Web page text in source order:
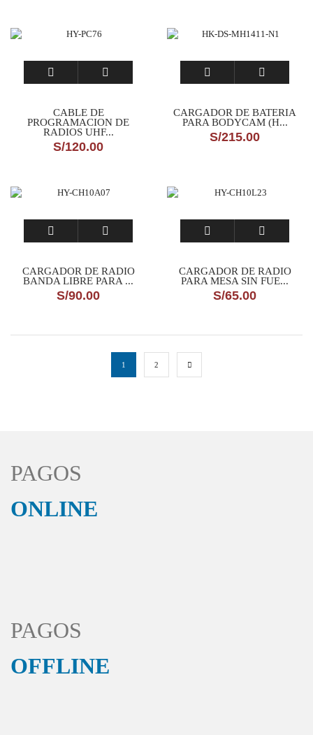
CABLE DE
PROGRAMACION DE
RADIOS UHF...
S/120.00
CARGADOR DE BATERIA
PARA BODYCAM (H...
S/215.00
CARGADOR DE RADIO
BANDA LIBRE PARA ...
S/90.00
CARGADOR DE RADIO
PARA MESA SIN FUE...
S/65.00
1 2
PAGOS
ONLINE
PAGOS
OFFLINE